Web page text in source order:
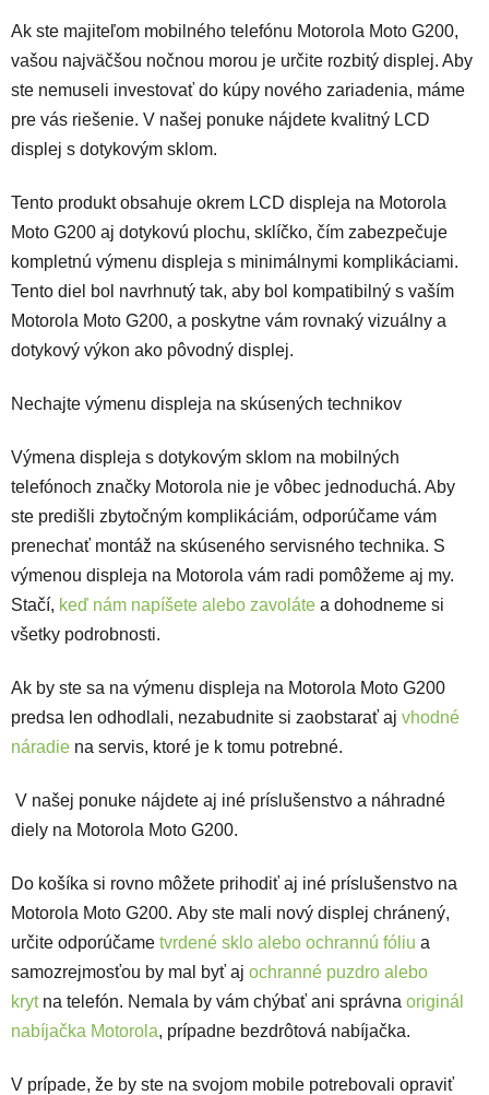
Ak ste majiteľom mobilného telefónu Motorola Moto G200,
vašou najväčšou nočnou morou je určite rozbitý displej. Aby
ste nemuseli investovať do kúpy nového zariadenia, máme
pre vás riešenie. V našej ponuke nájdete kvalitný LCD
displej s dotykovým sklom.
Tento produkt obsahuje okrem LCD displeja na Motorola
Moto G200 aj dotykovú plochu, sklíčko, čím zabezpečuje
kompletnú výmenu displeja s minimálnymi komplikáciami.
Tento diel bol navrhnutý tak, aby bol kompatibilný s vaším
Motorola Moto G200, a poskytne vám rovnaký vizuálny a
dotykový výkon ako pôvodný displej.
Nechajte výmenu displeja na skúsených technikov
Výmena displeja s dotykovým sklom na mobilných
telefónoch značky Motorola nie je vôbec jednoduchá. Aby
ste predišli zbytočným komplikáciám, odporúčame vám
prenechať montáž na skúseného servisného technika. S
výmenou displeja na Motorola vám radi pomôžeme aj my.
Stačí, keď nám napíšete alebo zavoláte a dohodneme si
všetky podrobnosti.
Ak by ste sa na výmenu displeja na Motorola Moto G200
predsa len odhodlali, nezabudnite si zaobstarať aj vhodné
náradie na servis, ktoré je k tomu potrebné.
V našej ponuke nájdete aj iné príslušenstvo a náhradné
diely na Motorola Moto G200.
Do košíka si rovno môžete prihodiť aj iné príslušenstvo na
Motorola Moto G200. Aby ste mali nový displej chránený,
určite odporúčame tvrdené sklo alebo ochrannú fóliu a
samozrejmosťou by mal byť aj ochranné puzdro alebo
krytna telefón. Nemala by vám chýbať ani správna originál
nabíjačka Motorola, prípadne bezdrôtová nabíjačka.
V prípade, že by ste na svojom mobile potrebovali opraviť